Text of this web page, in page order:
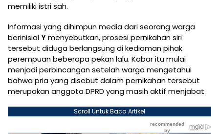
memiliki istri sah.
Informasi yang dihimpun media dari seorang warga
berinisialYmenyebutkan, prosesi pernikahan siri
tersebut diduga berlangsung di kediaman pihak
perempuan beberapa pekan lalu. Kabar itu mulai
menjadi perbincangan setelah warga mengetahui
bahwa pria yang disebut dalam pernikahan tersebut
merupakan anggota DPRD yang masih aktif menjabat.
Scroll Untuk Baca Artikel